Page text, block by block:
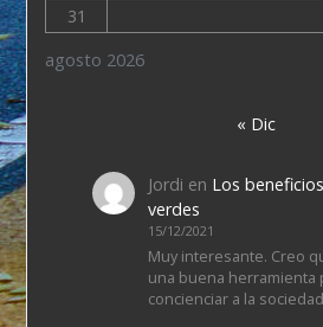
agosto 2026
31
« Dic
Jordi en Los
verdes
15/12/2021
Muy interesante. Creo
una buena herramienta
concienciar a la